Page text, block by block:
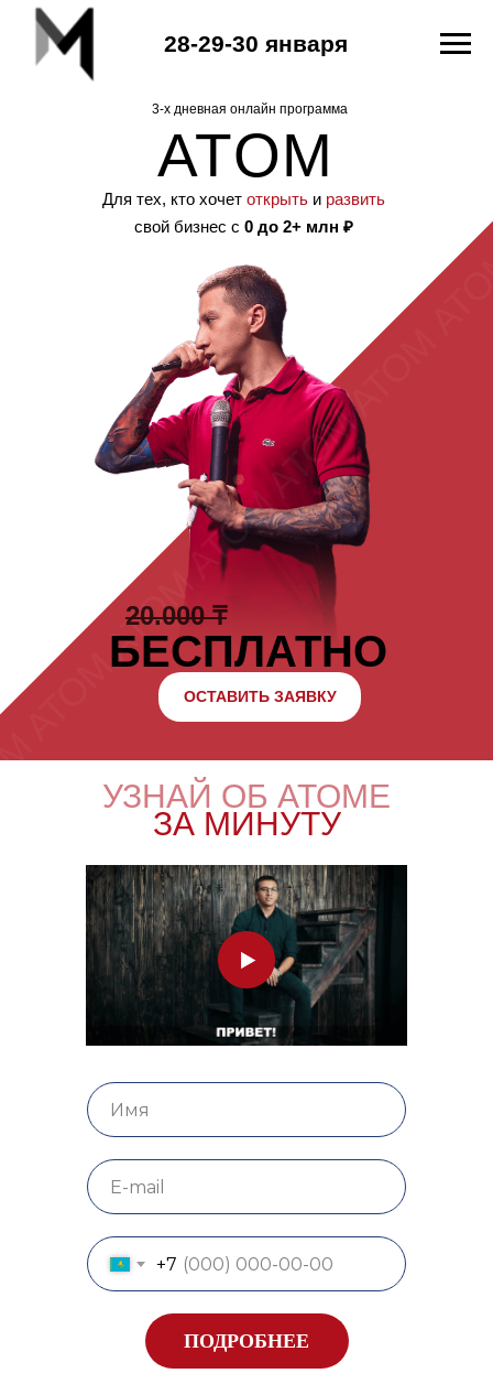
ATOM
ATOM
28-29-30 января
3-х дневная онлайн программа
20.000 ₸
ОСТАВИТЬ ЗАЯВКУ
Для тех, кто хочет открыть и развить
свой бизнес с 0 до 2+ млн ₽
БЕСПЛАТНО
+7
ПОДРОБНЕЕ
УЗНАЙ ОБ АТОМЕ
ЗА МИНУТУ